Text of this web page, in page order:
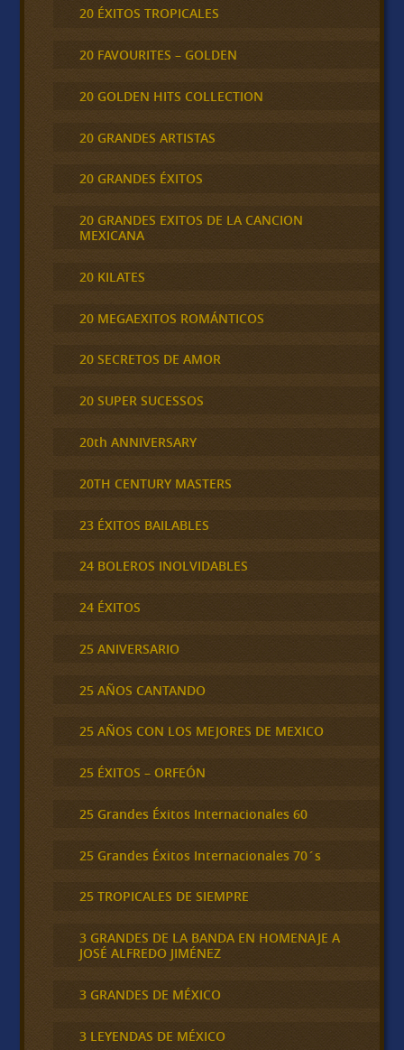
20 ÉXITOS TROPICALES
20 FAVOURITES – GOLDEN
20 GOLDEN HITS COLLECTION
20 GRANDES ARTISTAS
20 GRANDES ÉXITOS
20 GRANDES EXITOS DE LA CANCION
MEXICANA
20 KILATES
20 MEGAEXITOS ROMÁNTICOS
20 SECRETOS DE AMOR
20 SUPER SUCESSOS
20th ANNIVERSARY
20TH CENTURY MASTERS
23 ÉXITOS BAILABLES
24 BOLEROS INOLVIDABLES
24 ÉXITOS
25 ANIVERSARIO
25 AÑOS CANTANDO
25 AÑOS CON LOS MEJORES DE MEXICO
25 ÉXITOS – ORFEÓN
25 Grandes Éxitos Internacionales 60
25 Grandes Éxitos Internacionales 70´s
25 TROPICALES DE SIEMPRE
3 GRANDES DE LA BANDA EN HOMENAJE A
JOSÉ ALFREDO JIMÉNEZ
3 GRANDES DE MÉXICO
3 LEYENDAS DE MÉXICO